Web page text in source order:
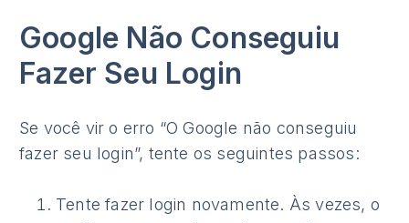
Google Não Conseguiu
Fazer Seu Login
Se você vir o erro “O Google não conseguiu
fazer seu login”, tente os seguintes passos:
Tente fazer login novamente. Às vezes, o